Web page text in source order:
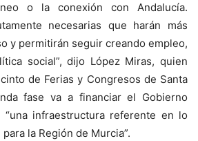
o la conexión con Andalucía.
necesarias que harán más
y permitirán seguir creando empleo,
social”, dijo López Miras, quien
de Ferias y Congresos de Santa
fase va a financiar el Gobierno
infraestructura referente en lo
la Región de Murcia”.